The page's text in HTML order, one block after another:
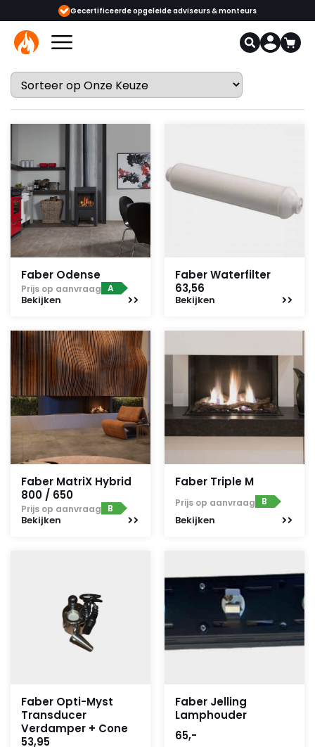
Gecertificeerde opgeleide adviseurs & monteurs
Faber Odense
Prijs op aanvraag A
Bekijken
Faber Waterfilter
63,56
Bekijken
Faber MatriX Hybrid
800 / 650
Prijs op aanvraag B
Bekijken
Faber Triple M
Prijs op aanvraag B
Bekijken
Faber Opti-Myst
Transducer
Verdamper + Cone
53,95
Faber Jelling
Lamphouder
65,-